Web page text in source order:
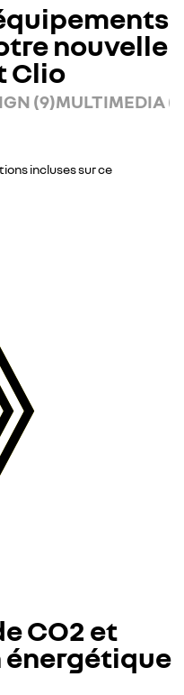
nouvelle
Clio
(9)MULTIMEDIA
incluses sur ce
CO2 et